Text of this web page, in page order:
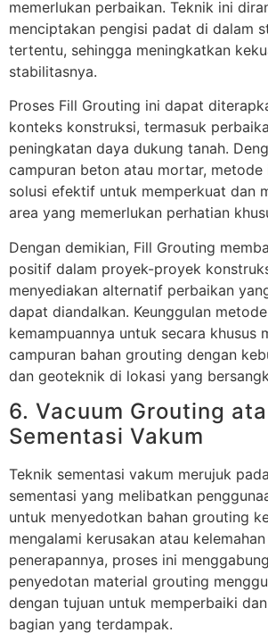
memerlukan perbaikan. Teknik ini
menciptakan pengisi padat di dalam
tertentu, sehingga meningkatkan
stabilitasnya.
Proses Fill Grouting ini dapat
konteks konstruksi, termasuk
peningkatan daya dukung tanah.
campuran beton atau mortar, metode
solusi efektif untuk memperkuat dan
area yang memerlukan perhatian
Dengan demikian, Fill Grouting
positif dalam proyek-proyek
menyediakan alternatif perbaikan
dapat diandalkan. Keunggulan
kemampuannya untuk secara khusus
campuran bahan grouting dengan
dan geoteknik di lokasi yang
6. Vacuum Grouting
Sementasi Vakum
Teknik sementasi vakum merujuk
sementasi yang melibatkan
untuk menyedotkan bahan grouting
mengalami kerusakan atau
penerapannya, proses ini
penyedotan material grouting
dengan tujuan untuk memperbaiki
bagian yang terdampak.